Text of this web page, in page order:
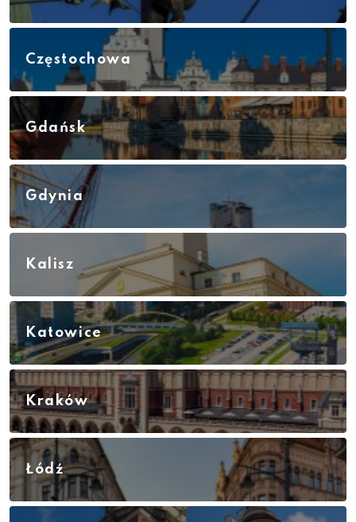
Częstochowa
Gdańsk
Gdynia
Kalisz
Katowice
Kraków
Łódź